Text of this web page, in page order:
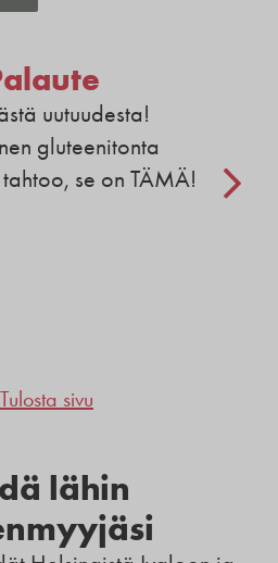
uutuudesta!
gluteenitonta
se on TÄMÄ!
Tulosta sivu
lähin